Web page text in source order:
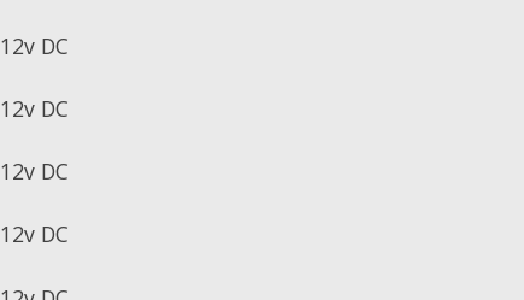
12v DC
12v DC
12v DC
12v DC